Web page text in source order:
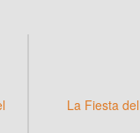
La Fiesta